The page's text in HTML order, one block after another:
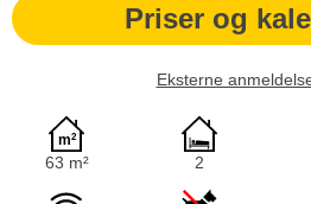
Priser og
Eksterne
63 m² 2